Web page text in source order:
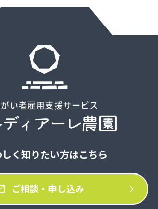
しく知りたい方はこちら
ご相談・申し込み chevron_right